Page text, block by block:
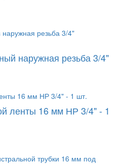
наружная резьба 3/4"
ленты 16 мм НР 3/4" - 1